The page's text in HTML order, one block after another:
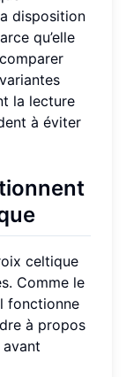
disposition
qu’elle
la lecture
à éviter
celtique
Comme le
fonctionne
à propos
avant